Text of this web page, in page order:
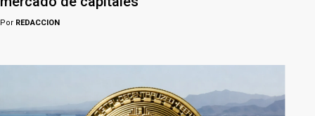
Por REDACCION